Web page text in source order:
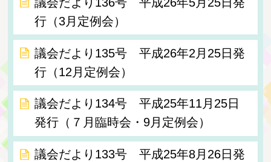
行（3月定例会）
議会だより135号 平成26年2月25日発
行（12月定例会）
議会だより134号 平成25年11月25日
発行（７月臨時会・9月定例会）
議会だより133号 平成25年8月26日発